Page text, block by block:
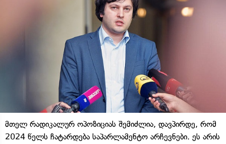
მთელ რადიკალურ ოპოზიციას შემიძლია, დავპირდე, რომ
2024 წელს ჩატარდება საპარლამენტო არჩევნები. ეს არის